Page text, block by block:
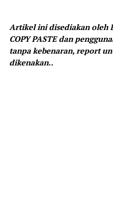
Artikel ini disediakan oleh
COPY PASTE dan
tanpa kebenaran, report
dikenakan..